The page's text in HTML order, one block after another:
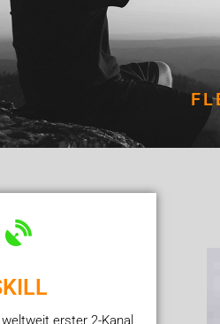
erster 2-Kanal